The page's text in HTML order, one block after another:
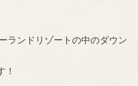
ランドリゾートの中のダウン
！